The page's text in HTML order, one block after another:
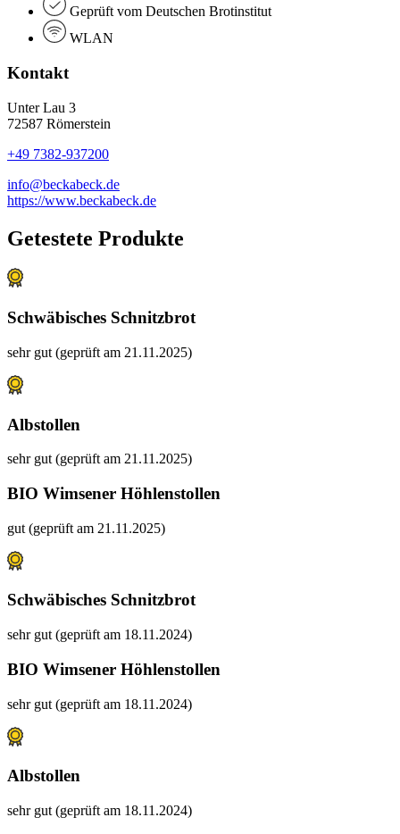
Geprüft vom Deutschen Brotinstitut
WLAN
Kontakt
Unter Lau 3
72587 Römerstein
+49 7382-937200
info@beckabeck.de
https://www.beckabeck.de
Getestete Produkte
Schwäbisches Schnitzbrot
sehr gut (geprüft am 21.11.2025)
Albstollen
sehr gut (geprüft am 21.11.2025)
BIO Wimsener Höhlenstollen
gut (geprüft am 21.11.2025)
Schwäbisches Schnitzbrot
sehr gut (geprüft am 18.11.2024)
BIO Wimsener Höhlenstollen
sehr gut (geprüft am 18.11.2024)
Albstollen
sehr gut (geprüft am 18.11.2024)